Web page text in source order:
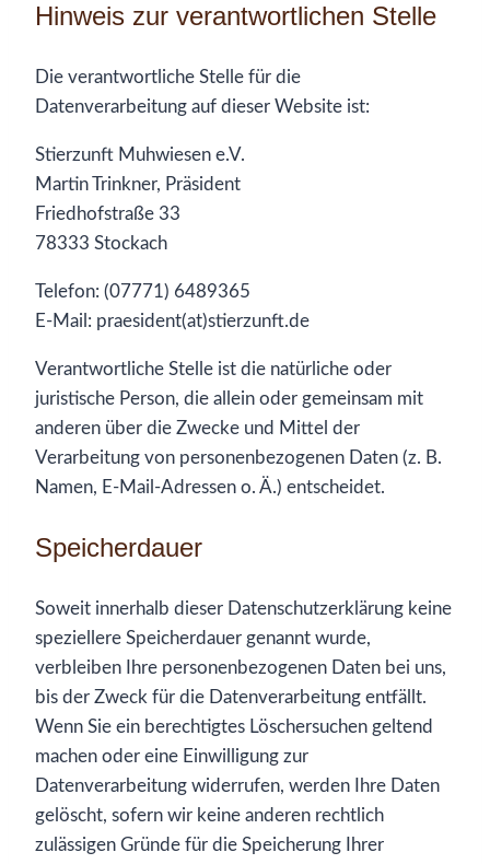
Hinweis zur verantwortlichen Stelle
Die verantwortliche Stelle für die
Datenverarbeitung auf dieser Website ist:
Stierzunft Muhwiesen e.V.
Martin Trinkner, Präsident
Friedhofstraße 33
78333 Stockach
Telefon: (07771) 6489365
E-Mail: praesident(at)stierzunft.de
Verantwortliche Stelle ist die natürliche oder
juristische Person, die allein oder gemeinsam mit
anderen über die Zwecke und Mittel der
Verarbeitung von personenbezogenen Daten (z. B.
Namen, E-Mail-Adressen o. Ä.) entscheidet.
Speicherdauer
Soweit innerhalb dieser Datenschutzerklärung keine
speziellere Speicherdauer genannt wurde,
verbleiben Ihre personenbezogenen Daten bei uns,
bis der Zweck für die Datenverarbeitung entfällt.
Wenn Sie ein berechtigtes Löschersuchen geltend
machen oder eine Einwilligung zur
Datenverarbeitung widerrufen, werden Ihre Daten
gelöscht, sofern wir keine anderen rechtlich
zulässigen Gründe für die Speicherung Ihrer